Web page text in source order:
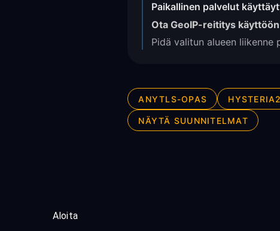
Paikallinen palvelut
Ota GeoIP-reititys
Pidä valitun alueen liikenne
ANYTLS-OPAS
NÄYTÄ SUUNNITELMAT
Aloita